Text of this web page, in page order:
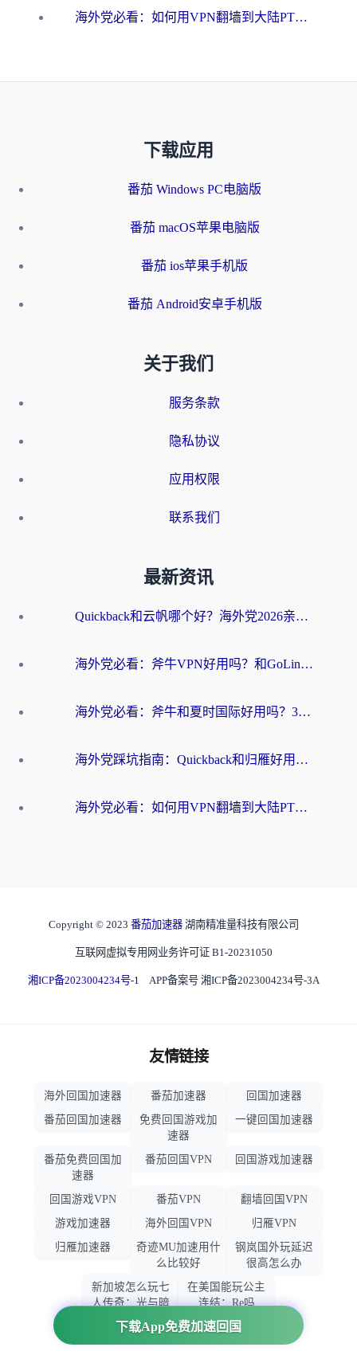
海外党必看：如何用VPN翻墙到大陆PTT？一篇解决你所有回国加速痛点
下载应用
番茄 Windows PC电脑版
番茄 macOS苹果电脑版
番茄 ios苹果手机版
番茄 Android安卓手机版
关于我们
服务条款
隐私协议
应用权限
联系我们
最新资讯
Quickback和云帆哪个好？海外党2026亲测指南：选对加速器大陆工具，无缝刷国内剧玩国服
海外党必看：斧牛VPN好用吗？和GoLinkVPN对比哪个回国效果更好？
海外党必看：斧牛和夏时国际好用吗？3步选对回国加速器，无缝刷国内资源
海外党踩坑指南：Quickback和归雁好用吗？选对加速器才能无缝刷国内资源
海外党必看：如何用VPN翻墙到大陆PTT？一篇解决你所有回国加速痛点
下载App免费加速回国
Copyright © 2023 番茄加速器 湖南精准量科技有限公司
互联网虚拟专用网业务许可证 B1-20231050
湘ICP备2023004234号-1 APP备案号 湘ICP备2023004234号-3A
友情链接
海外回国加速器 番茄加速器
回国加速器
番茄回国加速器
免费回国游戏加
速器
一键回国加速器
番茄免费回国加
速器
番茄回国VPN 回国游戏加速器
回国游戏VPN 番茄VPN
翻墙回国VPN
游戏加速器
海外回国VPN
归雁VPN
归雁加速器
奇迹MU加速用什
么比较好
钢岚国外玩延迟
很高怎么办
新加坡怎么玩七
人传奇：光与暗
之交战
在美国能玩公主
连结：Re吗